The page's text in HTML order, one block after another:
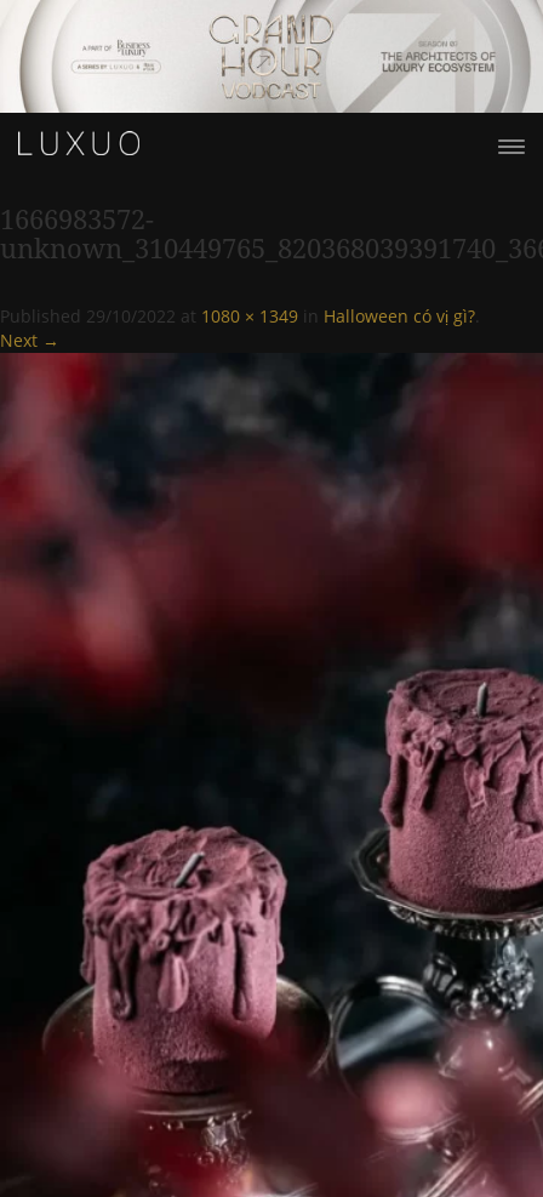
1666983572-
Published 29/10/2022 at 1080 × 1349 in Halloween có vị gì?.
Next →